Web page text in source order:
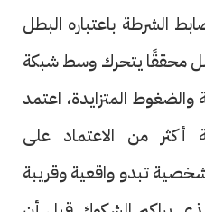
الشرطة باعتباره البطل
بل محققًا يتحرك وسط شبكة
المتزايدة، اعتمد
أكثر من الاعتماد على
تبدو واقعية وقريبة